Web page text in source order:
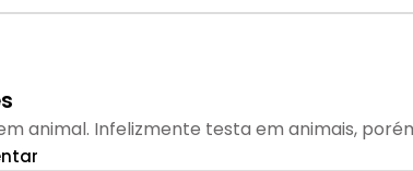
animal. Infelizmente testa em animais,